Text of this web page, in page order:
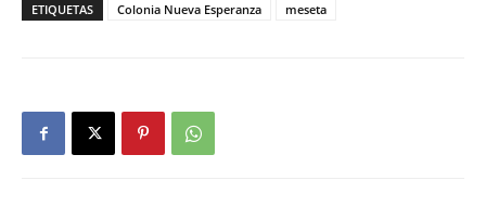
ETIQUETAS Colonia Nueva Esperanza meseta